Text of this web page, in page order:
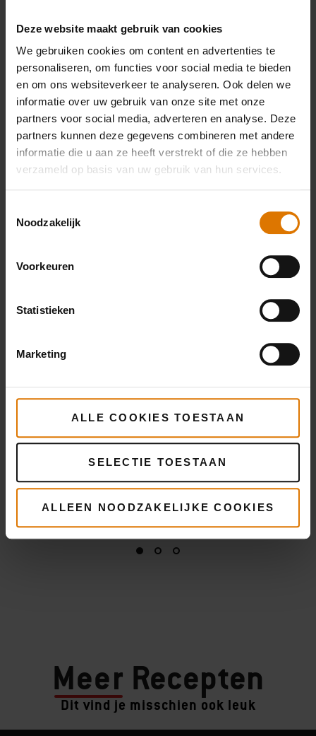
Deze website maakt gebruik van cookies
We gebruiken cookies om content en advertenties te
personaliseren, om functies voor social media te bieden
en om ons websiteverkeer te analyseren. Ook delen we
informatie over uw gebruik van onze site met onze
partners voor social media, adverteren en analyse. Deze
partners kunnen deze gegevens combineren met andere
informatie die u aan ze heeft verstrekt of die ze hebben
verzameld op basis van uw gebruik van hun services.
Noodzakelijk
Voorkeuren
Statistieken
Marketing
ALLE COOKIES TOESTAAN
SELECTIE TOESTAAN
ALLEEN NOODZAKELIJKE COOKIES
Wat heb je nodig?
Aanbevolen
tang
Meer Recepten
Dit vind je misschien ook leuk